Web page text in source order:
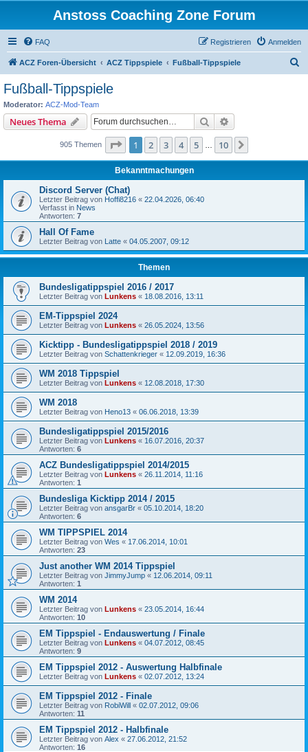
Anstoss Coaching Zone Forum
FAQ Anmelden
Registrieren
ACZ Foren-Übersicht ACZ Tippspiele Fußball-Tippspiele
Fußball-Tippspiele
Moderator: ACZ-Mod-Team
Neues Thema Suche
905 Themen Seite 1von 10
1 2 3 4 5 10
Bekanntmachungen
Discord Server (Chat)
Letzter Beitrag von Hoffi8216 « 22.04.2026, 06:40
Verfasst in News
Antworten: 7
Hall Of Fame
Letzter Beitrag von Latte « 04.05.2007, 09:12
Themen
Bundesligatippspiel 2016 / 2017
Letzter Beitrag von Lunkens « 18.08.2016, 13:11
EM-Tippspiel 2024
Letzter Beitrag von Lunkens « 26.05.2024, 13:56
Kicktipp - Bundesligatippspiel 2018 / 2019
Letzter Beitrag von Schattenkrieger « 12.09.2019, 16:36
WM 2018 Tippspiel
Letzter Beitrag von Lunkens « 12.08.2018, 17:30
WM 2018
Letzter Beitrag von Heno13 « 06.06.2018, 13:39
Bundesligatippspiel 2015/2016
Letzter Beitrag von Lunkens « 16.07.2016, 20:37
Antworten: 6
ACZ Bundesligatippspiel 2014/2015
Letzter Beitrag von Lunkens « 26.11.2014, 11:16
Antworten: 1
Bundesliga Kicktipp 2014 / 2015
Letzter Beitrag von ansgarBr « 05.10.2014, 18:20
Antworten: 6
WM TIPPSPIEL 2014
Letzter Beitrag von Wes « 17.06.2014, 10:01
Antworten: 23
Just another WM 2014 Tippspiel
Letzter Beitrag von JimmyJump « 12.06.2014, 09:11
Antworten: 1
WM 2014
Letzter Beitrag von Lunkens « 23.05.2014, 16:44
Antworten: 10
EM Tippspiel - Endauswertung / Finale
Letzter Beitrag von Lunkens « 04.07.2012, 08:45
Antworten: 9
EM Tippspiel 2012 - Auswertung Halbfinale
Letzter Beitrag von Lunkens « 02.07.2012, 13:24
EM Tippspiel 2012 - Finale
Letzter Beitrag von RobiWill « 02.07.2012, 09:06
Antworten: 11
EM Tippspiel 2012 - Halbfinale
Letzter Beitrag von Alex « 27.06.2012, 21:52
Antworten: 16